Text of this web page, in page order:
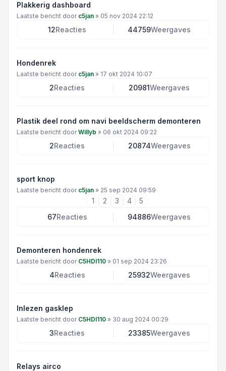
Plakkerig dashboard
Laatste bericht door c5jan » 05 nov 2024 22:12
12Reacties 44759Weergaves
Hondenrek
Laatste bericht door c5jan » 17 okt 2024 10:07
2Reacties 20981Weergaves
Plastik deel rond om navi beeldscherm demonteren
Laatste bericht doorWillyb » 06 okt 2024 09:22
2Reacties 20874Weergaves
sport knop
Laatste bericht door c5jan » 25 sep 2024 09:59
1 2 3 4
5
67Reacties 94886Weergaves
Demonteren hondenrek
Laatste bericht door C5HDI110 » 01 sep 2024 23:26
4Reacties 25932Weergaves
Inlezen gasklep
Laatste bericht door C5HDI110 » 30 aug 2024 00:29
3Reacties 23385Weergaves
Relays airco